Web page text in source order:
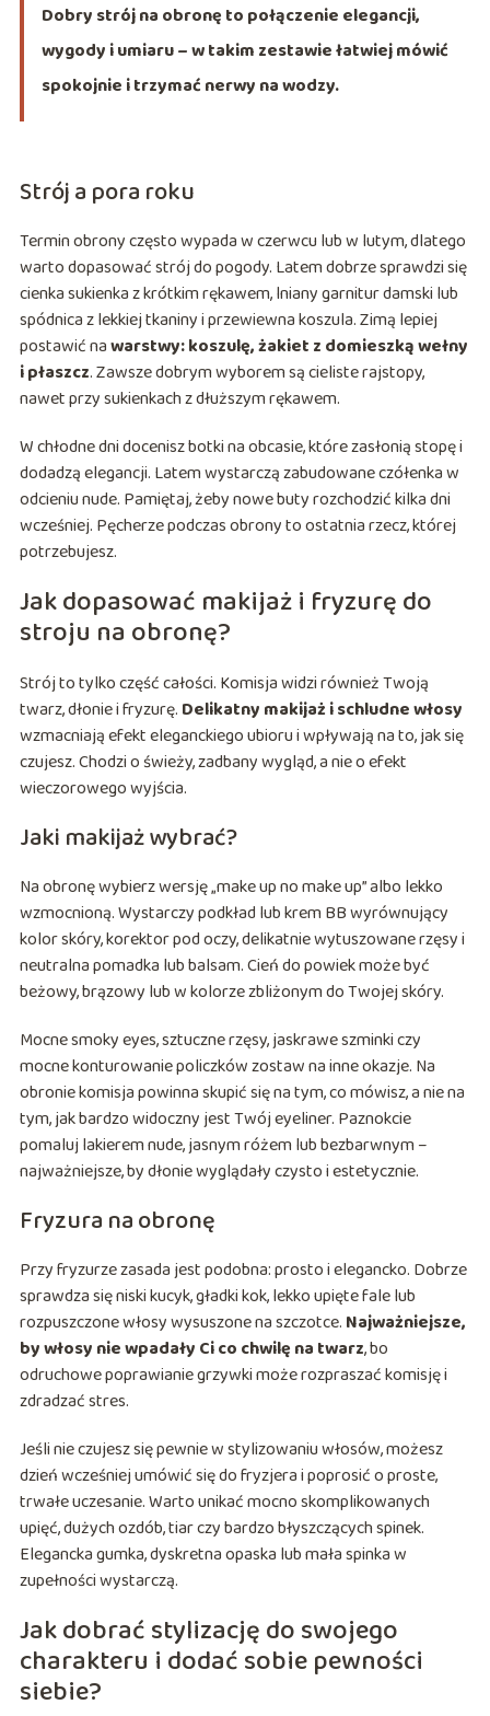
Dobry strój na obronę to połączenie elegancji,
wygody i umiaru – w takim zestawie łatwiej mówić
spokojnie i trzymać nerwy na wodzy.
Strój a pora roku
Termin obrony często wypada w czerwcu lub w lutym, dlatego
warto dopasować strój do pogody. Latem dobrze sprawdzi się
cienka sukienka z krótkim rękawem, lniany garnitur damski lub
spódnica z lekkiej tkaniny i przewiewna koszula. Zimą lepiej
postawić nawarstwy: koszulę, żakiet z domieszką wełny
i płaszcz. Zawsze dobrym wyborem są cieliste rajstopy,
nawet przy sukienkach z dłuższym rękawem.
W chłodne dni docenisz botki na obcasie, które zasłonią stopę i
dodadzą elegancji. Latem wystarczą zabudowane czółenka w
odcieniu nude. Pamiętaj, żeby nowe buty rozchodzić kilka dni
wcześniej. Pęcherze podczas obrony to ostatnia rzecz, której
potrzebujesz.
Jak dopasować makijaż i fryzurę do
stroju na obronę?
Strój to tylko część całości. Komisja widzi również Twoją
twarz, dłonie i fryzurę. Delikatny makijaż i schludne włosy
wzmacniają efekt eleganckiego ubioru i wpływają na to, jak się
czujesz. Chodzi o świeży, zadbany wygląd, a nie o efekt
wieczorowego wyjścia.
Jaki makijaż wybrać?
Na obronę wybierz wersję „make up no make up” albo lekko
wzmocnioną. Wystarczy podkład lub krem BB wyrównujący
kolor skóry, korektor pod oczy, delikatnie wytuszowane rzęsy i
neutralna pomadka lub balsam. Cień do powiek może być
beżowy, brązowy lub w kolorze zbliżonym do Twojej skóry.
Mocne smoky eyes, sztuczne rzęsy, jaskrawe szminki czy
mocne konturowanie policzków zostaw na inne okazje. Na
obronie komisja powinna skupić się na tym, co mówisz, a nie na
tym, jak bardzo widoczny jest Twój eyeliner. Paznokcie
pomaluj lakierem nude, jasnym różem lub bezbarwnym –
najważniejsze, by dłonie wyglądały czysto i estetycznie.
Fryzura na obronę
Przy fryzurze zasada jest podobna: prosto i elegancko. Dobrze
sprawdza się niski kucyk, gładki kok, lekko upięte fale lub
rozpuszczone włosy wysuszone na szczotce. Najważniejsze,
by włosy nie wpadały Ci co chwilę na twarz, bo
odruchowe poprawianie grzywki może rozpraszać komisję i
zdradzać stres.
Jeśli nie czujesz się pewnie w stylizowaniu włosów, możesz
dzień wcześniej umówić się do fryzjera i poprosić o proste,
trwałe uczesanie. Warto unikać mocno skomplikowanych
upięć, dużych ozdób, tiar czy bardzo błyszczących spinek.
Elegancka gumka, dyskretna opaska lub mała spinka w
zupełności wystarczą.
Jak dobrać stylizację do swojego
charakteru i dodać sobie pewności
siebie?